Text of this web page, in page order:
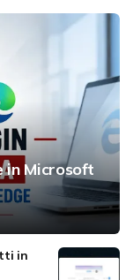
in Microsoft
in